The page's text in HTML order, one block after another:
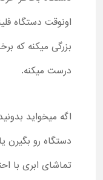
اونوقت دستگاه
بزرگی میکنه که
درست میکنه.
اگه میخواید
دستگاه رو بگیرن
تماشای ابری با